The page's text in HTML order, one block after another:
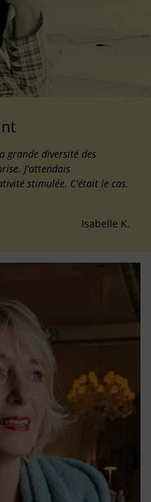
grande diversité des
J'attendais
stimulée. C'était le cas.
Isabelle K.